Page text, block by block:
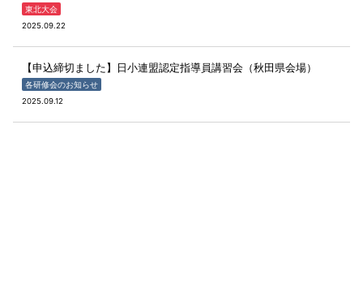
東北大会
2025.09.22
【申込締切ました】日小連盟認定指導員講習会（秋田県会場）
各研修会のお知らせ
2025.09.12